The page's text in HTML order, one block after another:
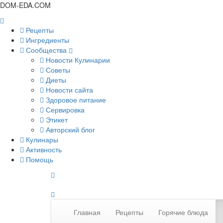
DOM-EDA.COM
Рецепты
Ингредиенты
Сообщества
Новости Кулинарии
Советы
Диеты
Новости сайта
Здоровое питание
Сервировка
Этикет
Авторский блог
Кулинары
Активность
Помощь
Главная Рецепты Горячие блюда